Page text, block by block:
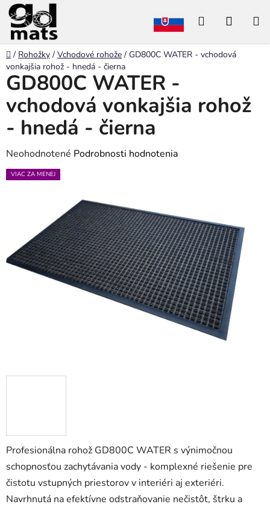
Prejsť
na
obsah
Hľadať
Domov
/ Rohožky / Vchodové rohože / GD800C WATER - vchodová
vonkajšia rohož - hnedá - čierna
Profesionálna rohož GD800C WATER s výnimočnou
schopnosťou zachytávania vody - komplexné riešenie pre
čistotu vstupných priestorov v interiéri aj exteriéri.
Navrhnutá na efektívne odstraňovanie nečistôt, štrku a
GD800C WATER -
vchodová vonkajšia rohož
- hnedá - čierna
Priemerné
hodnotenie
hviezdičiek.
Neohodnotené Podrobnosti hodnotenia
VIAC ZA MENEJ